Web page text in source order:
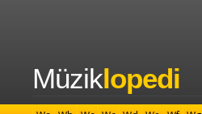
Müziklopedi